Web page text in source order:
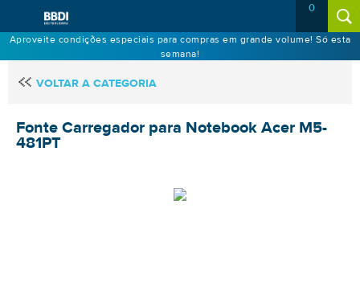
0
Aproveite condições especiais para compras em grande volume! Só esta
semana!
VOLTAR A CATEGORIA
Fonte Carregador para Notebook Acer M5-
481PT